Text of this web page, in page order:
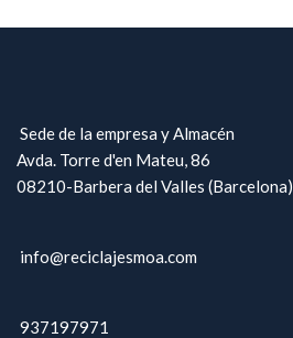
Sede de la empresa y Almacén
Avda. Torre d'en Mateu, 86
08210-Barbera del Valles (Barcelona)
info@reciclajesmoa.com
937197971